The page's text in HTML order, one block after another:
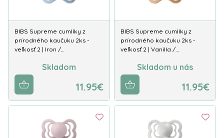
BIBS Supreme cumlíky z
prírodného kaučuku 2ks -
veľkosť 2 | Iron /…
Skladom
11.95€
BIBS Supreme cumlíky z
prírodného kaučuku 2ks -
veľkosť 2 | Vanilla /…
Skladom u nás
11.95€